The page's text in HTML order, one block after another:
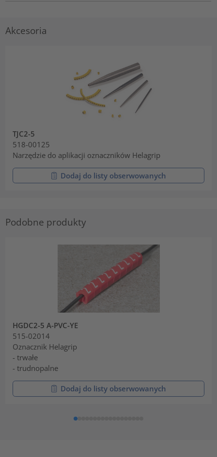
Akcesoria
TJC2-5
518-00125
Narzędzie do aplikacji oznaczników Helagrip
Dodaj do listy obserwowanych
Podobne produkty
HGDC2-5 A-PVC-YE
515-02014
Oznacznik Helagrip
- trwałe
- trudnopalne
Dodaj do listy obserwowanych